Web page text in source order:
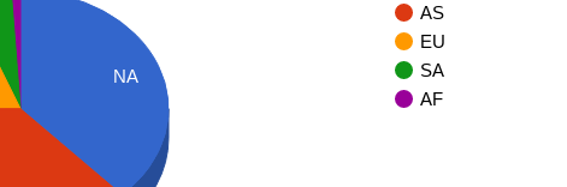
AS
EU
SA
AF
NA